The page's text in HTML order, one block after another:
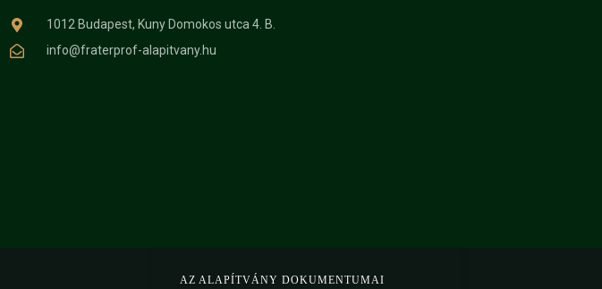
1012 Budapest, Kuny Domokos utca 4. B.
info@fraterprof-alapitvany.hu
AZ ALAPÍTVÁNY DOKUMENTUMAI